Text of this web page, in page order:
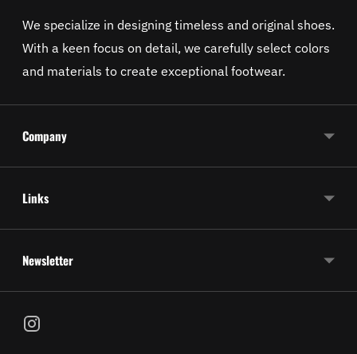
We specialize in designing timeless and original shoes.
With a keen focus on detail, we carefully select colors
and materials to create exceptional footwear.
Company
Links
Newsletter